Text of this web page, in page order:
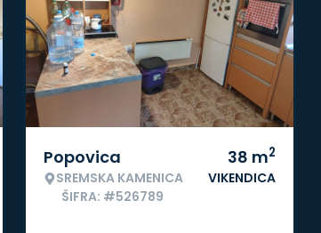
Popovica
SREMSKA KAMENICA
ŠIFRA: #526789
38 m2
VIKENDICA